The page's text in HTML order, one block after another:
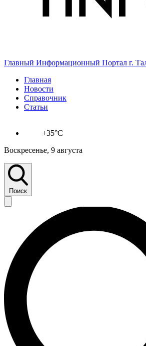
Главный Информационный Портал г.
Главная
Новости
Справочник
Статьи
+35°C
Воскресенье, 9 августа
Поиск